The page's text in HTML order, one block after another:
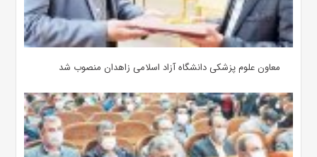
معاون علوم‌ پزشکی دانشگاه آزاد اسلامی زاهدان منصوب شد